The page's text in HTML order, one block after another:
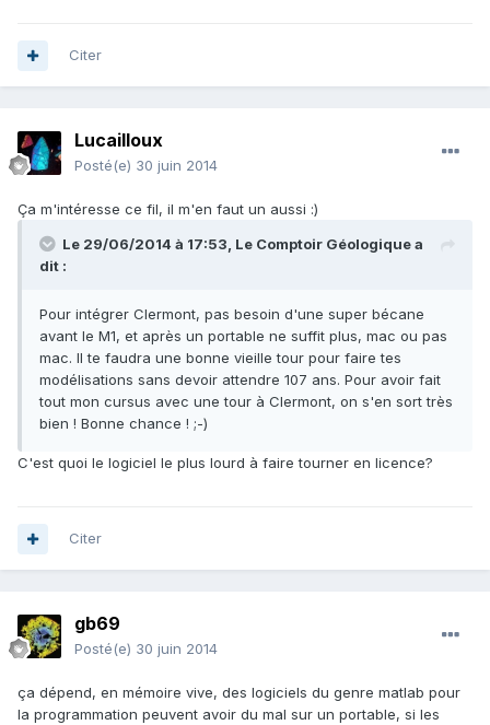
Citer
Lucailloux
Posté(e) 30 juin 2014
Ça m'intéresse ce fil, il m'en faut un aussi :)
Le 29/06/2014 à 17:53, Le Comptoir Géologique a
dit :
Pour intégrer Clermont, pas besoin d'une super bécane
avant le M1, et après un portable ne suffit plus, mac ou pas
mac. Il te faudra une bonne vieille tour pour faire tes
modélisations sans devoir attendre 107 ans. Pour avoir fait
tout mon cursus avec une tour à Clermont, on s'en sort très
bien ! Bonne chance ! ;-)
C'est quoi le logiciel le plus lourd à faire tourner en licence?
Citer
gb69
Posté(e) 30 juin 2014
ça dépend, en mémoire vive, des logiciels du genre matlab pour
la programmation peuvent avoir du mal sur un portable, si les